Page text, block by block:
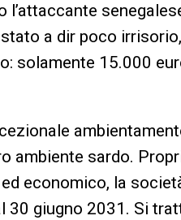
a dir poco
solamente 15.000
ambiente sardo.
economico, la
giugno 2031. Si